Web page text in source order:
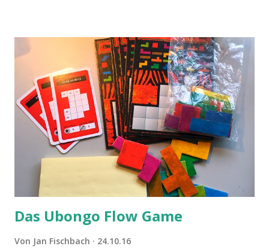
Das Ubongo Flow Game
Von Jan Fischbach 24.10.16